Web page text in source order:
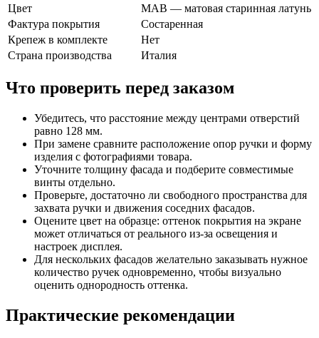
Цвет
MAB — матовая старинная латунь
Фактура покрытия
Состаренная
Крепеж в комплекте
Нет
Страна производства
Италия
Что проверить перед заказом
Убедитесь, что расстояние между центрами отверстий
равно 128 мм.
При замене сравните расположение опор ручки и форму
изделия с фотографиями товара.
Уточните толщину фасада и подберите совместимые
винты отдельно.
Проверьте, достаточно ли свободного пространства для
захвата ручки и движения соседних фасадов.
Оцените цвет на образце: оттенок покрытия на экране
может отличаться от реального из-за освещения и
настроек дисплея.
Для нескольких фасадов желательно заказывать нужное
количество ручек одновременно, чтобы визуально
оценить однородность оттенка.
Практические рекомендации